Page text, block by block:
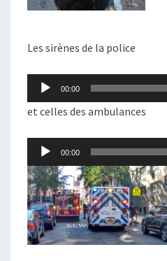
Les sirènes de la police
Lecteur
audio
00:00
et celles des ambulances
Lecteur
audio
00:00